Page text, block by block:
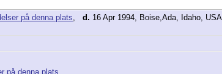
d. 16 Apr 1994, Boise,Ada, Idaho, USA